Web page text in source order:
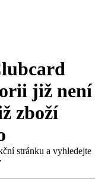
již není
zboží
stránku a vyhledejte